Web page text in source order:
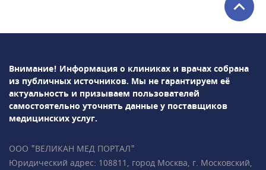
эндокринология и др. Среди используемых в
клинике методов диагностики: УЗИ, рентген,
ПрофМедЛаб можно пройти профосмотр и
оформить медицинскую книжку.
Внимание! Информация о клиниках и врачах собрана
из публичных источников. Мы не гарантируем её
актуальность и призываем пользователей
самостоятельно уточнять данные у поставщиков
медицинских услуг.
ООО "ВЕЛИКАН МЕД ПОРТАЛ"
Юридический адрес: 108811, город Москва, г. Московский,